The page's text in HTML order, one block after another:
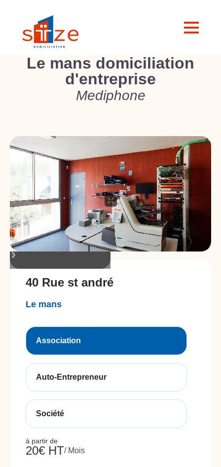
Le mans domiciliation
d'entreprise
Mediphone
40 Rue st andré
Le mans
Association
Auto-Entrepreneur
Société
à partir de
20€ HT/ Mois